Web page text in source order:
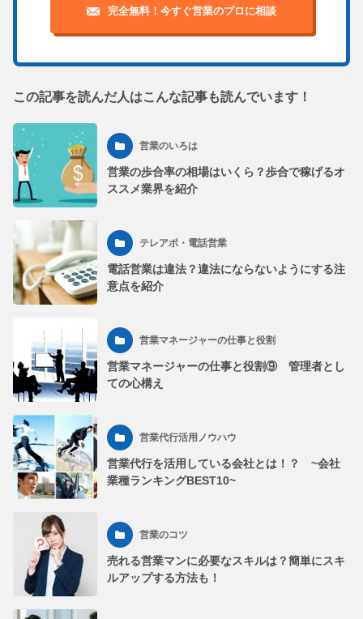
完全無料！今すぐ営業のプロに相談
この記事を読んだ人はこんな記事も読んでいます！
営業のいろは
営業の歩合率の相場はいくら？歩合で稼げるオ
ススメ業界を紹介
テレアポ・電話営業
電話営業は違法？違法にならないようにする注
意点を紹介
営業マネージャーの仕事と役割
営業マネージャーの仕事と役割⑨ 管理者とし
ての心構え
営業代行活用ノウハウ
営業代行を活用している会社とは！？ ~会社
業種ランキングBEST10~
営業のコツ
売れる営業マンに必要なスキルは？簡単にスキ
ルアップする方法も！